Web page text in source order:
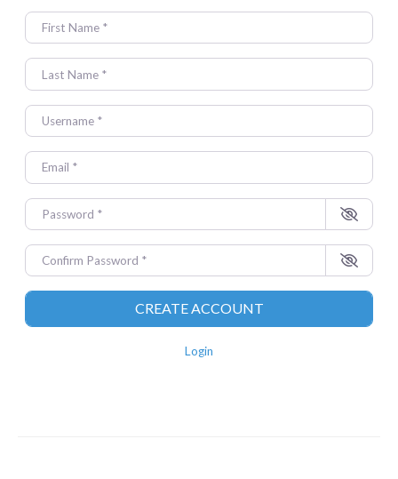
FIRST NAME
LAST NAME
USERNAME
EMAIL*
PASSWORD
CONFIRM PASSWORD
Login